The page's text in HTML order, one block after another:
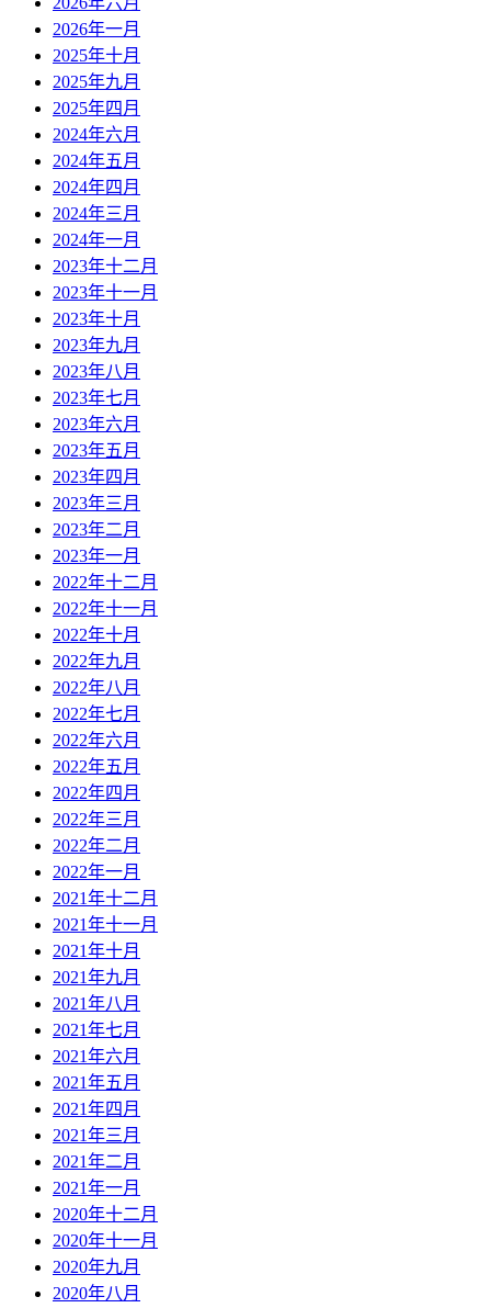
2026年一月
2025年十月
2025年九月
2025年四月
2024年六月
2024年五月
2024年四月
2024年三月
2024年一月
2023年十二月
2023年十一月
2023年十月
2023年九月
2023年八月
2023年七月
2023年六月
2023年五月
2023年四月
2023年三月
2023年二月
2023年一月
2022年十二月
2022年十一月
2022年十月
2022年九月
2022年八月
2022年七月
2022年六月
2022年五月
2022年四月
2022年三月
2022年二月
2022年一月
2021年十二月
2021年十一月
2021年十月
2021年九月
2021年八月
2021年七月
2021年六月
2021年五月
2021年四月
2021年三月
2021年二月
2021年一月
2020年十二月
2020年十一月
2020年九月
2020年八月